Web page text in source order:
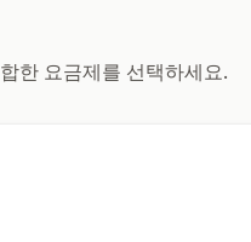
한 요금제를 선택하세요.